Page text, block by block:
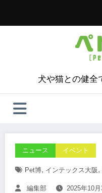
犬や猫との健全
ニュース イベント
Pet博, インテックス大阪 ,
編集部 2025年10月